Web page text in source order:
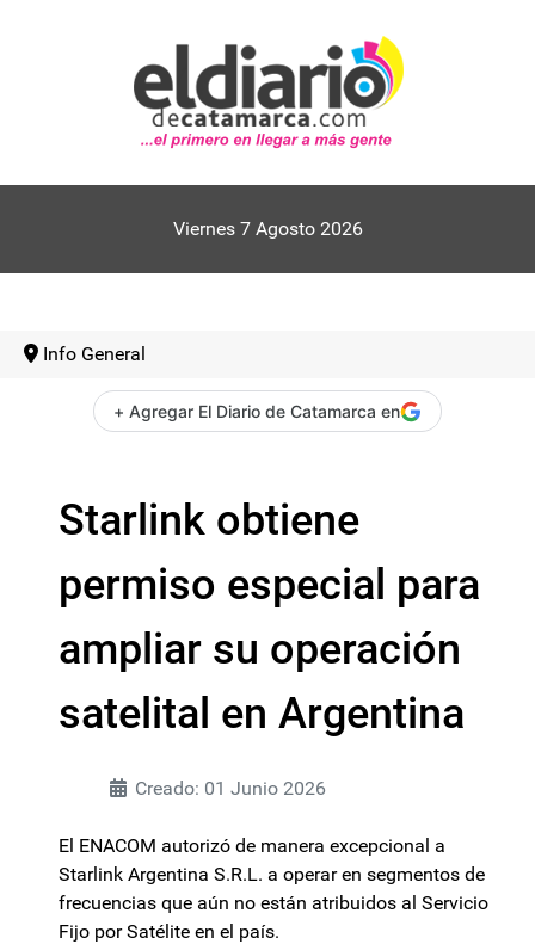
Viernes 7 Agosto 2026
Info General
+ Agregar El Diario de Catamarca en
Starlink obtiene
permiso especial para
ampliar su operación
satelital en Argentina
Creado: 01 Junio 2026
El ENACOM autorizó de manera excepcional a
Starlink Argentina S.R.L. a operar en segmentos de
frecuencias que aún no están atribuidos al Servicio
Fijo por Satélite en el país.